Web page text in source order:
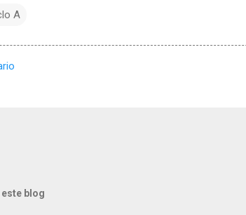
A
blog